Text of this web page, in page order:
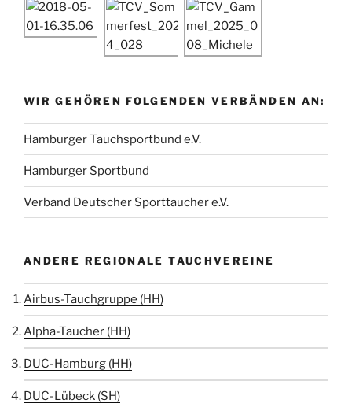
WIR GEHÖREN FOLGENDEN VERBÄNDEN AN:
Hamburger Tauchsportbund e.V.
Hamburger Sportbund
Verband Deutscher Sporttaucher e.V.
ANDERE REGIONALE TAUCHVEREINE
Airbus-Tauchgruppe (HH)
Alpha-Taucher (HH)
DUC-Hamburg (HH)
DUC-Lübeck (SH)